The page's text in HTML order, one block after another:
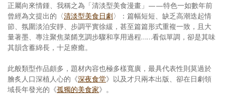
正屬向來情鍾、我稱之為「清淡型美食漫畫」——特色一如數年前
曾經為文提出的〈清淡型美食日劇〉：篇幅短短、缺乏高潮迭起情
節、氛圍淡泊安靜、步調平實徐緩，甚至篇篇形式重複一致，且大
量著墨、專注聚焦菜餚烹調步驟和享用過程……看似單調，卻是其味
其韻含蓄綿長，十足療癒。
此般類型作品頗多，題材內容也極多樣寬廣，最具代表性則莫過於
膾炙人口深植人心的《深夜食堂》以及才只兩本出版、卻在日劇領
域長年發光的《孤獨的美食家》。